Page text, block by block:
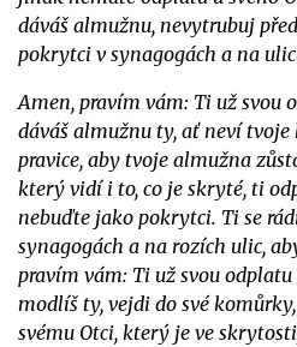
dáváš almužnu, nevytrubuj
pokrytci v synagogách a na
Amen, pravím vám: Ti už svou
dáváš almužnu ty, ať neví tvoje
pravice, aby tvoje almužna
který vidí i to, co je skryté, ti
nebuďte jako pokrytci. Ti se
synagogách a na rozích ulic,
pravím vám: Ti už svou
modlíš ty, vejdi do své
svému Otci, který je ve